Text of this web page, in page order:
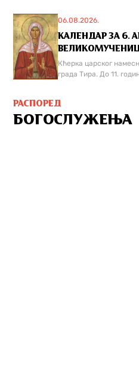
06.08.2026.
КАЛЕНДАР ЗА 6.
Кћерка царског
града Тира. До 11.
РАСПОРЕД
БОГОСЛУЖЕЊА